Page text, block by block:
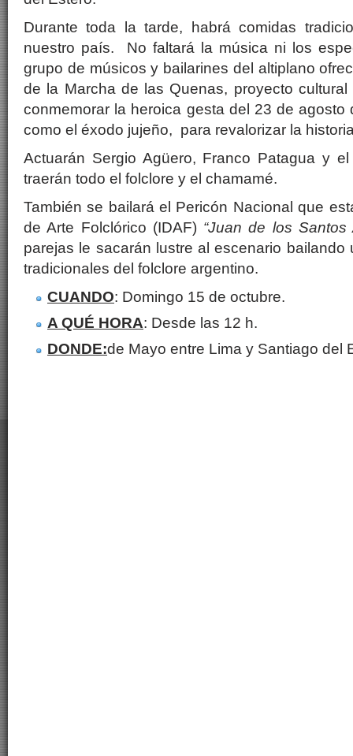
Durante toda la tarde, habrá comidas
nuestro país. No faltará la música ni los
grupo de músicos y bailarines del altiplano
de la Marcha de las Quenas, proyecto
conmemorar la heroica gesta del 23 de agosto
como el éxodo jujeño, para revalorizar la
Actuarán Sergio Agüero, Franco Patagua y
traerán todo el folclore y el chamamé.
También se bailará el Pericón Nacional que
de Arte Folclórico (IDAF) “Juan de los Santos
parejas le sacarán lustre al escenario
tradicionales del folclore argentino.
CUANDO: Domingo 15 de octubre.
A QUÉ HORA: Desde las 12 h.
DONDE:de Mayo entre Lima y Santiago del